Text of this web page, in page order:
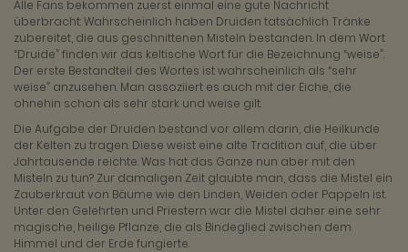
Alle Fans bekommen zuerst einmal eine gute Nachricht
überbracht: Wahrscheinlich haben Druiden tatsächlich Tränke
zubereitet, die aus geschnittenen Misteln bestanden. In dem Wort
“Druide” finden wir das keltische Wort für die Bezeichnung “weise”.
Der erste Bestandteil des Wortes ist wahrscheinlich als “sehr
weise” anzusehen. Man assoziiert es auch mit der Eiche, die
ohnehin schon als sehr stark und weise gilt.
Die Aufgabe der Druiden bestand vor allem darin, die Heilkunde
der Kelten zu tragen. Diese weist eine alte Tradition auf, die über
Jahrtausende reichte. Was hat das Ganze nun aber mit den
Misteln zu tun? Zur damaligen Zeit glaubte man, dass die Mistel ein
Zauberkraut von Bäume wie den Linden, Weiden oder Pappeln ist.
Unter den Gelehrten und Priestern war die Mistel daher eine sehr
magische, heilige Pflanze, die als Bindeglied zwischen dem
Himmel und der Erde fungierte.